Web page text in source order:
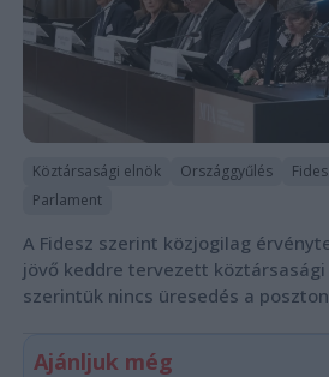
Köztársasági elnök Országgyűlés
Parlament
A Fidesz szerint közjogilag
jövő keddre tervezett
szerintük nincs üresedés a
Ajánljuk még